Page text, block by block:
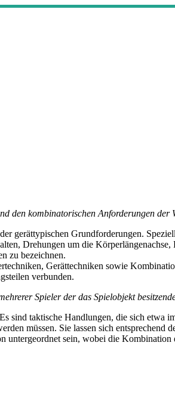
den kombinatorischen Anforderungen der
gerättypischen Grundforderungen.
Drehungen um die
zu bezeichnen.
Gerättechniken sowie
verbunden.
Spieler der das Spielobjekt
sind taktische Handlungen, die sich etwa
müssen. Sie lassen sich
sein, wobei die